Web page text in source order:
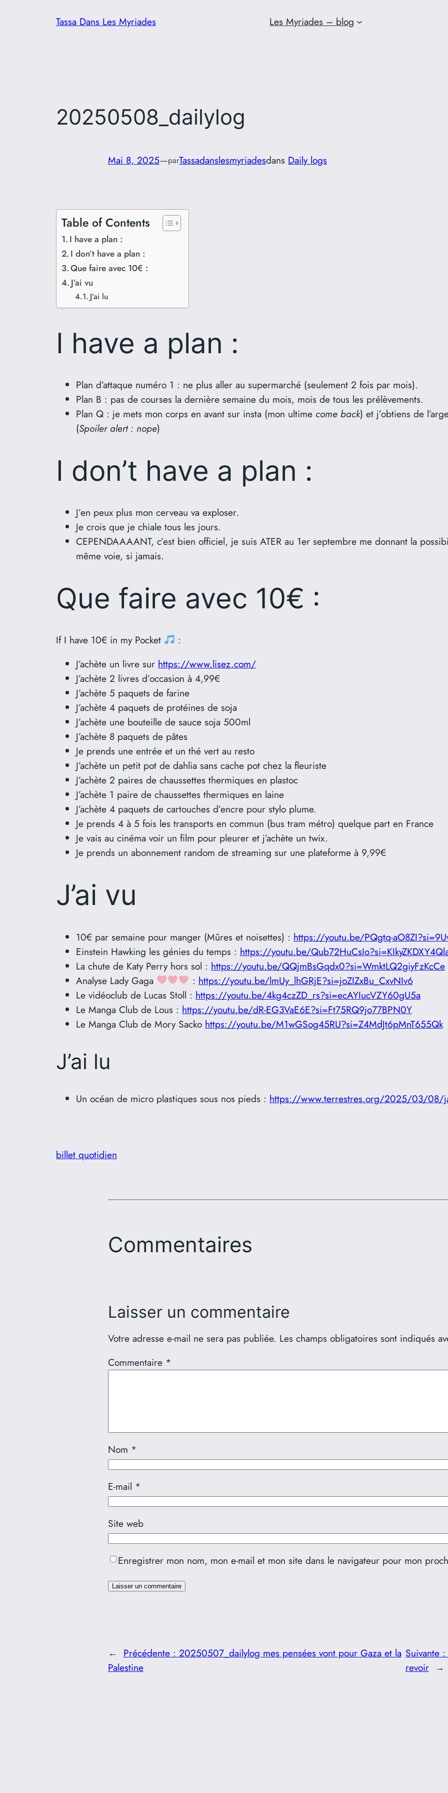
Tassa Dans Les Myriades Les Myriades – blog
20250508_dailylog
Mai 8, 2025—parTassadanslesmyriadesdans Daily logs
Table of Contents
I have a plan :
I don’t have a plan :
Que faire avec 10€ :
J’ai vu
J’ai lu
I have a plan :
Plan d’attaque numéro 1 : ne plus aller au supermarché (seulement 2 fois par mois).
Plan B : pas de courses la dernière semaine du mois, mois de tous les prélèvements.
Plan Q : je mets mon corps en avant sur insta (mon ultime come back) et j’obtiens de
(Spoiler alert : nope)
I don’t have a plan :
J’en peux plus mon cerveau va exploser.
Je crois que je chiale tous les jours.
CEPENDAAAANT, c’est bien officiel, je suis ATER au 1er septembre me donnant la
même voie, si jamais.
Que faire avec 10€ :
If I have 10€ in my Pocket
:
J’achète un livre sur https://www.lisez.com/
J’achète 2 livres d’occasion à 4,99€
J’achète 5 paquets de farine
J’achète 4 paquets de protéines de soja
J’achète une bouteille de sauce soja 500ml
J’achète 8 paquets de pâtes
Je prends une entrée et un thé vert au resto
J’achète un petit pot de dahlia sans cache pot chez la fleuriste
J’achète 2 paires de chaussettes thermiques en plastoc
J’achète 1 paire de chaussettes thermiques en laine
J’achète 4 paquets de cartouches d’encre pour stylo plume.
Je prends 4 à 5 fois les transports en commun (bus tram métro) quelque part en France
Je vais au cinéma voir un film pour pleurer et j’achète un twix.
Je prends un abonnement random de streaming sur une plateforme à 9,99€
J’ai vu
10€ par semaine pour manger (Mûres et noisettes) : https://youtu.be/PQgtq-
Einstein Hawking les génies du temps : https://youtu.be/
La chute de Katy Perry hors sol : https://youtu.be/QQjmBsGqdx0?si=WmktLQ2giyFzKcCe
Analyse Lady Gaga
: https://youtu.be/lmUy_lhGRjE?si=joZIZxBu_CxvNIv6
Le vidéoclub de Lucas Stoll : https://youtu.be/4kg4czZD_rs?si=ecAYIucVZY60gU5a
Le Manga Club de Lous : https://youtu.be/dR-EG3VaE6E?si=Ft75RQ9jo77BPN0Y
Le Manga Club de Mory Sacko https://youtu.be/M1wGSog45RU?si=Z4MdJt6pMnT655Qk
J’ai lu
Un océan de micro plastiques sous nos pieds : https://www.terrestres.org/2025/03/08/
billet quotidien
Commentaires
Laisser un commentaire
Votre adresse e-mail ne sera pas publiée. Les champs obligatoires sont indiqués
Commentaire *
Nom *
E-mail *
Site web
Enregistrer mon nom, mon e-mail et mon site dans le navigateur pour mon
← Précédente : 20250507_dailylog mes pensées vont pour Gaza et la
Palestine
Suivante :
revoir →